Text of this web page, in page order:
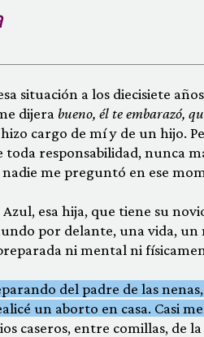
situación a los diecisiete
dijera bueno, él te embarazó,
cargo de mí y de un hijo.
toda responsabilidad, nunca
nadie me preguntó en ese
esa hija, que tiene su
por delante, una vida,
ni mental ni
del padre de las
un aborto en casa. Casi
caseros, entre comillas, de